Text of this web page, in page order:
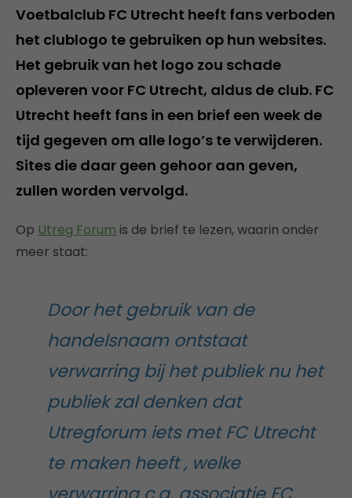
Voetbalclub FC Utrecht heeft fans verboden
het clublogo te gebruiken op hun websites.
Het gebruik van het logo zou schade
opleveren voor FC Utrecht, aldus de club. FC
Utrecht heeft fans in een brief een week de
tijd gegeven om alle logo’s te verwijderen.
Sites die daar geen gehoor aan geven,
zullen worden vervolgd.
Op Utreg Forum is de brief te lezen, waarin onder
meer staat:
Door het gebruik van de
handelsnaam ontstaat
verwarring bij het publiek nu het
publiek zal denken dat
Utregforum iets met FC Utrecht
te maken heeft , welke